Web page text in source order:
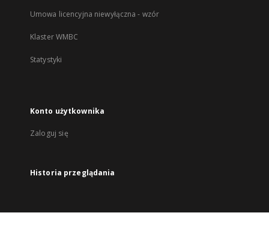
Umowa licencyjna niewyłączna - wzór
Klaster WMBC
Statystyki
Konto użytkownika
Zaloguj się
Historia przeglądania